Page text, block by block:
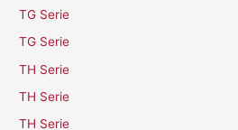
TG Serie
TG Serie
TH Serie
TH Serie
TH Serie